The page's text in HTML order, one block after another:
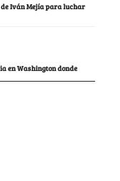
Iván Mejía para luchar
en Washington donde